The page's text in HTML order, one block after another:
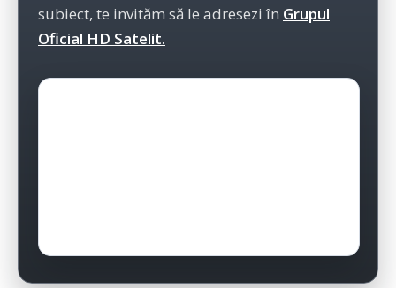
subiect, te invităm să le adresezi în Grupul
Oficial HD Satelit.